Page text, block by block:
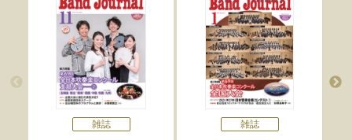
雑誌 雑誌